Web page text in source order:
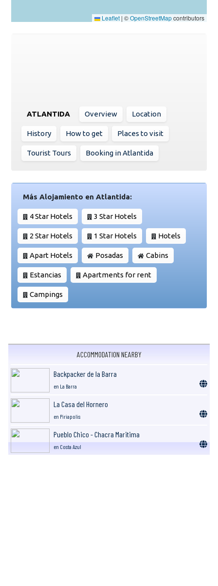
Leaflet | ©OpenStreetMapcontributors
ATLANTIDA Overview Location
History How to get Places to visit
Tourist Tours Booking in Atlantida
Más Alojamiento en Atlantida:
4 Star Hotels 3 Star Hotels
2 Star Hotels 1 Star Hotels Hotels
Apart Hotels Posadas Cabins
Estancias Apartments for rent
Campings
ACCOMMODATION NEARBY
Backpacker de la Barra
en La Barra
La Casa del Hornero
en Piriapolis
Pueblo Chico - Chacra Maritima
en Costa Azul